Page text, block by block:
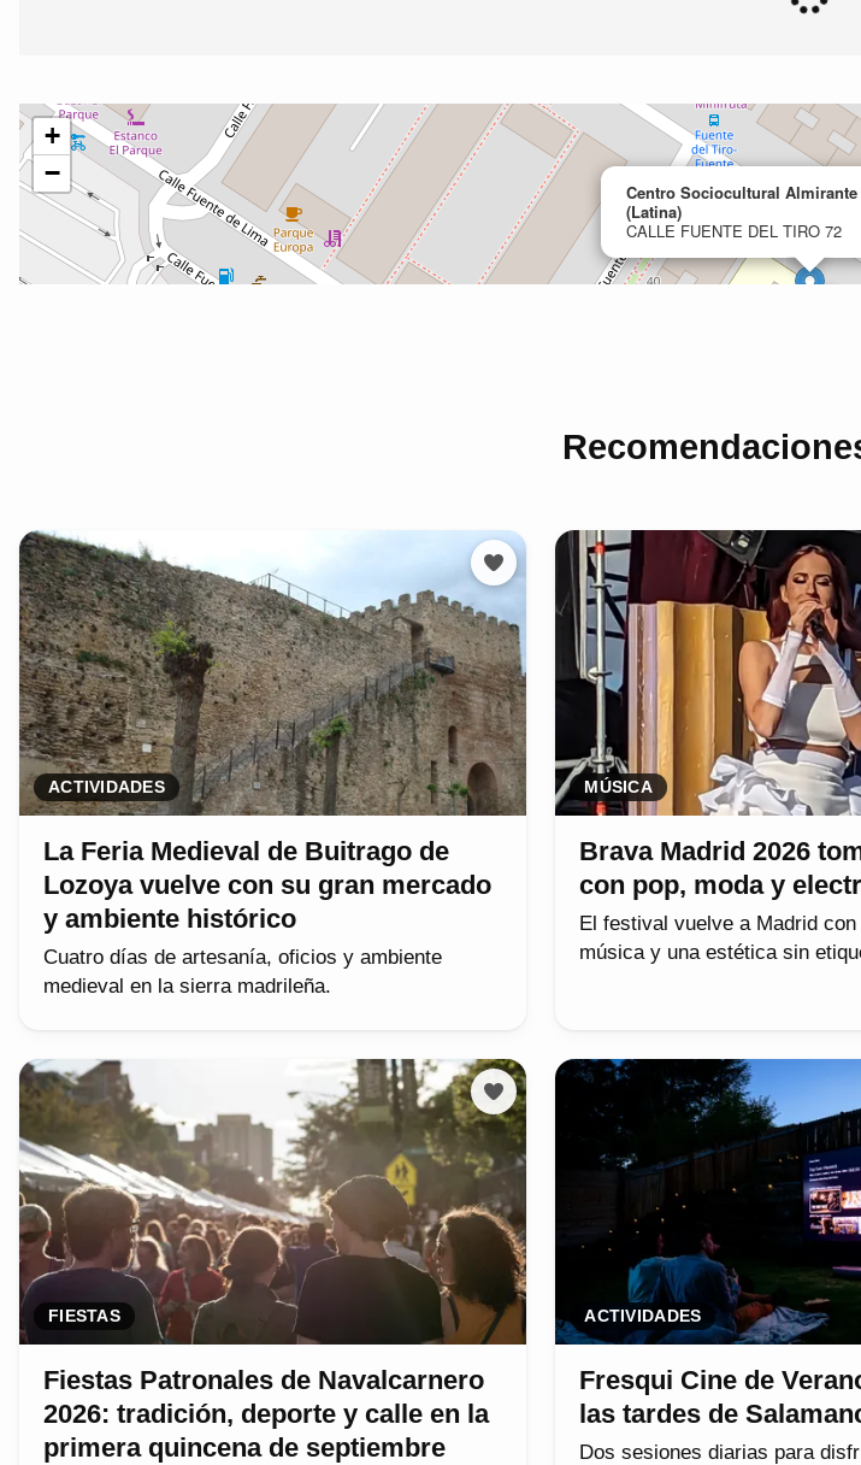
ACTIVIDADES
La Feria Medieval de Buitrago de
Lozoya vuelve con su gran mercado
y ambiente histórico
Cuatro días de artesanía, oficios y ambiente
medieval en la sierra madrileña.
MÚSICA
Brava Madrid 2026
con pop, moda y
El festival vuelve a Madrid
música y una estética sin
FIESTAS
Fiestas Patronales de Navalcarnero
2026: tradición, deporte y calle en la
primera quincena de septiembre
ACTIVIDADES
Fresqui Cine de
las tardes de
Dos sesiones diarias para